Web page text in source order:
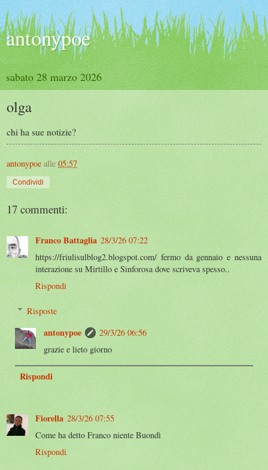
antonypoe
sabato 28 marzo 2026
olga
chi ha sue notizie?
antonypoe alle 05:57
Condividi
17 commenti:
Franco Battaglia 28/3/26 07:22
https://friulisulblog2.blogspot.com/ fermo da gennaio e nessuna
interazione su Mirtillo e Sinforosa dove scriveva spesso..
Rispondi
Risposte
antonypoe
29/3/26 06:56
grazie e lieto giorno
Rispondi
Fiorella 28/3/26 07:55
Come ha detto Franco niente Buondì
Rispondi